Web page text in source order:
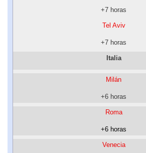
+7 horas
Tel Aviv
+7 horas
Italia
Milán
+6 horas
Roma
+6 horas
Venecia